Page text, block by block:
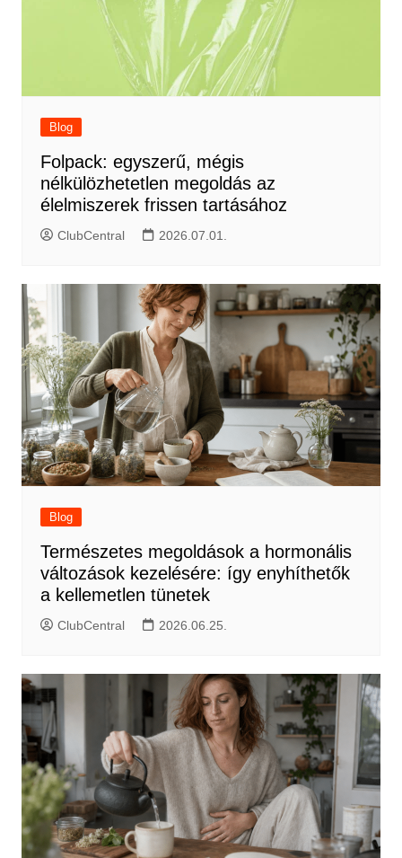
Blog
Folpack: egyszerű, mégis
nélkülözhetetlen megoldás az
élelmiszerek frissen tartásához
ClubCentral 2026.07.01.
Blog
Természetes megoldások a hormonális
változások kezelésére: így enyhíthetők
a kellemetlen tünetek
ClubCentral 2026.06.25.